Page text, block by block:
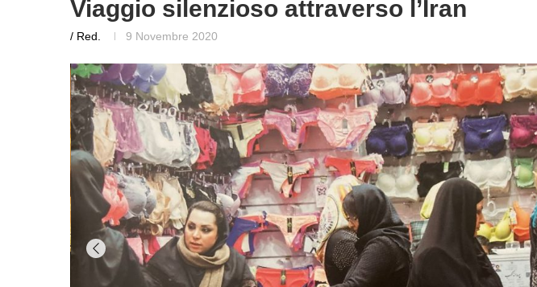
Viaggio silenzioso attraverso l’Iran
/ Red. 9 Novembre 2020